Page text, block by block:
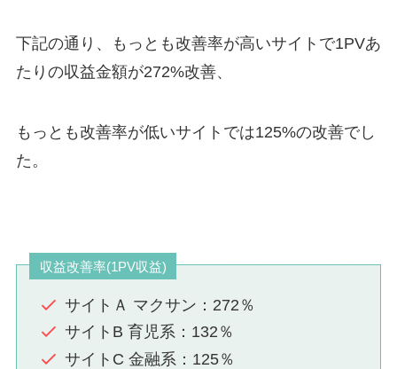
下記の通り、もっとも改善率が高いサイトで1PVあ
たりの収益金額が272%改善、
もっとも改善率が低いサイトでは125%の改善でし
た。
収益改善率(1PV収益)
サイトＡ マクサン：272％
サイトB 育児系：132％
サイトC 金融系：125％